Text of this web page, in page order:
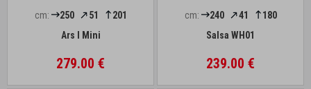
cm: 250 51
201
Ars I Mini
279.00 €
cm: 240 41
180
Salsa WH01
239.00 €